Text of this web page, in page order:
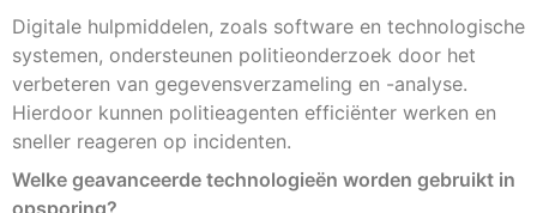
Digitale hulpmiddelen, zoals software en technologische
systemen, ondersteunen politieonderzoek door het
verbeteren van gegevensverzameling en -analyse.
Hierdoor kunnen politieagenten efficiënter werken en
sneller reageren op incidenten.
Welke geavanceerde technologieën worden gebruikt in